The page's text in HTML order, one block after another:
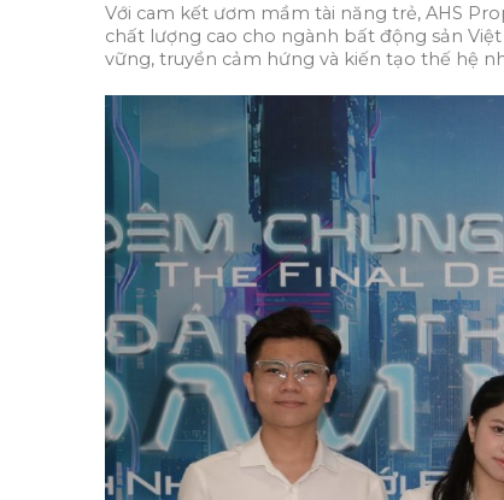
Với cam kết ươm mầm tài năng trẻ, AHS
chất lượng cao cho ngành bất động sản
vững, truyền cảm hứng và kiến tạo thế hệ